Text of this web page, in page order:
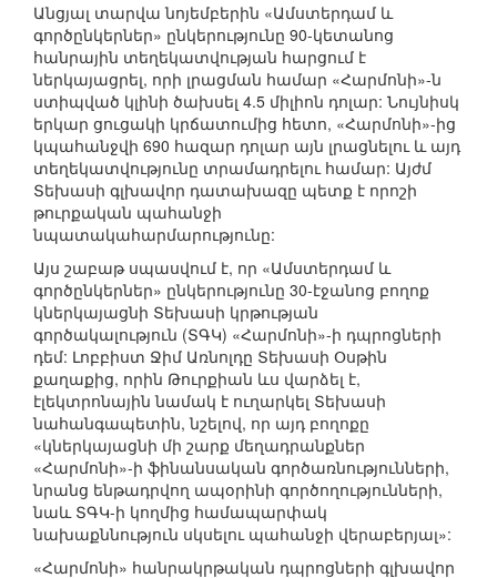
Անցյալ տարվա նոյեմբերին «Ամստերդամ և
գործընկերներ» ընկերությունը 90-կետանոց
հանրային տեղեկատվության հարցում է
ներկայացրել, որի լրացման համար «Հարմոնի»-ն
ստիպված կլինի ծախսել 4.5 միլիոն դոլար: Նույնիսկ
երկար ցուցակի կրճատումից հետո, «Հարմոնի»-ից
կպահանջվի 690 հազար դոլար այն լրացնելու և այդ
տեղեկատվությունը տրամադրելու համար: Այժմ
Տեխասի գլխավոր դատախազը պետք է որոշի
թուրքական պահանջի
նպատակահարմարությունը:
Այս շաբաթ սպասվում է, որ «Ամստերդամ և
գործընկերներ» ընկերությունը 30-էջանոց բողոք
կներկայացնի Տեխասի կրթության
գործակալություն (ՏԳԿ) «Հարմոնի»-ի դպրոցների
դեմ: Լոբբիստ Ջիմ Առնոլդը Տեխասի Օսթին
քաղաքից, որին Թուրքիան ևս վարձել է,
էլեկտրոնային նամակ է ուղարկել Տեխասի
նահանգապետին, նշելով, որ այդ բողոքը
«կներկայացնի մի շարք մեղադրանքներ
«Հարմոնի»-ի ֆինանսական գործառնությունների,
նրանց ենթադրվող ապօրինի գործողությունների,
նաև ՏԳԿ-ի կողմից համապարփակ
նախաքննություն սկսելու պահանջի վերաբերյալ»:
«Հարմոնի» հանրակրթական դպրոցների գլխավոր